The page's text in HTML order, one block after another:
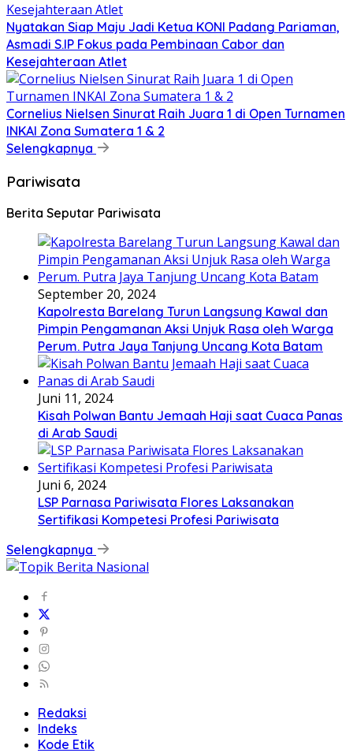
Nyatakan Siap Maju Jadi Ketua KONI Padang Pariaman,
Asmadi S.IP Fokus pada Pembinaan Cabor dan
Kesejahteraan Atlet
Cornelius Nielsen Sinurat Raih Juara 1 di Open Turnamen
INKAI Zona Sumatera 1 & 2
Selengkapnya
Pariwisata
Berita Seputar Pariwisata
September 20, 2024
Kapolresta Barelang Turun Langsung Kawal dan
Pimpin Pengamanan Aksi Unjuk Rasa oleh Warga
Perum. Putra Jaya Tanjung Uncang Kota Batam
Juni 11, 2024
Kisah Polwan Bantu Jemaah Haji saat Cuaca Panas
di Arab Saudi
Juni 6, 2024
LSP Parnasa Pariwisata Flores Laksanakan
Sertifikasi Kompetesi Profesi Pariwisata
Selengkapnya
Redaksi
Indeks
Kode Etik